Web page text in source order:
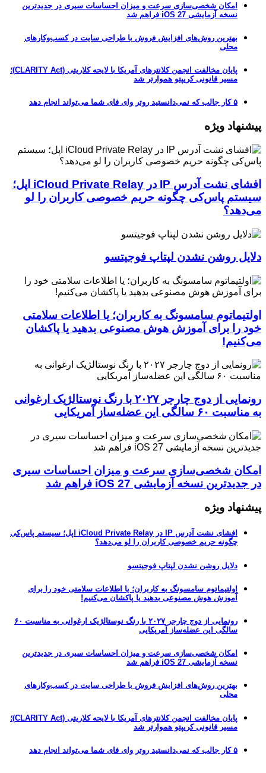
امکان شخصی‌سازی سرعت و میزان احساسات سیری در جدیدترین
نسخه آزمایشی iOS 27 فراهم شد
بهترین روش‌های افزایش فروش با طراحی سایت در کسب‌وکارهای
محلی
پایان مخالفت انجمن کلانترهای آمریکا با لایحه کلاریتی (CLARITY Act)؛
مسیر قانونی کریپتو هموارتر شد
۵ کار جالب که نمی‌دانستید روتر وای فای شما می‌تواند انجام دهد
پیشنهاد ویژه
افشای نشت آدرس IP در iCloud Private Relay اپل؛
سیستم پاس‌کی چگونه حریم خصوصی کاربران را لو
می‌دهد؟
دلایل روشن نشدن لپتاپ فوجیتسو
اولتیماتوم سامسونگ به کاربران؛ یا اطلاعات سلامتی
خود را برای آموزش هوش مصنوعی بدهید یا پاکشان
می‌کنیم!
رونمایی از دوج چارجر ۲۰۲۷ با رنگ نوستالژیک ارغوانی
به مناسبت ۶۰ سالگی این عضله‌ساز آمریکایی
امکان شخصی‌سازی سرعت و میزان احساسات سیری
در جدیدترین نسخه آزمایشی iOS 27 فراهم شد
پیشنهاد ویژه
افشای نشت آدرس IP در iCloud Private Relay اپل؛ سیستم پاس‌کی
چگونه حریم خصوصی کاربران را لو می‌دهد؟
دلایل روشن نشدن لپتاپ فوجیتسو
اولتیماتوم سامسونگ به کاربران؛ یا اطلاعات سلامتی خود را برای
آموزش هوش مصنوعی بدهید یا پاکشان می‌کنیم!
رونمایی از دوج چارجر ۲۰۲۷ با رنگ نوستالژیک ارغوانی به مناسبت ۶۰
سالگی این عضله‌ساز آمریکایی
امکان شخصی‌سازی سرعت و میزان احساسات سیری در جدیدترین
نسخه آزمایشی iOS 27 فراهم شد
بهترین روش‌های افزایش فروش با طراحی سایت در کسب‌وکارهای
محلی
پایان مخالفت انجمن کلانترهای آمریکا با لایحه کلاریتی (CLARITY Act)؛
مسیر قانونی کریپتو هموارتر شد
۵ کار جالب که نمی‌دانستید روتر وای فای شما می‌تواند انجام دهد